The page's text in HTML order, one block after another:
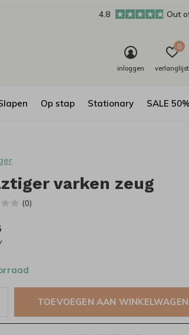
Op stap Stationary SALE 50%
inloggen verlanglijst
0
4.8 Out
varken zeug
(0)
TOEVOEGEN AAN WINKELWAGEN